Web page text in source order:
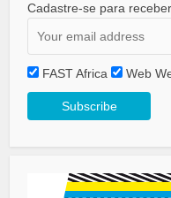
Cadastre-se para
FAST Africa Web